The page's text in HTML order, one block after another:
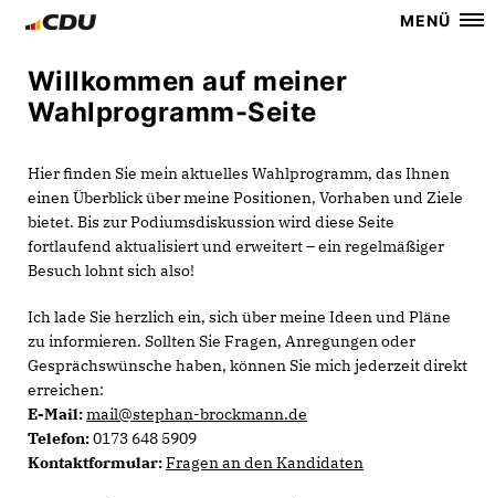
MENÜ
Willkommen auf meiner
Wahlprogramm-Seite
Hier finden Sie mein aktuelles Wahlprogramm, das Ihnen
einen Überblick über meine Positionen, Vorhaben und Ziele
bietet. Bis zur Podiumsdiskussion wird diese Seite
fortlaufend aktualisiert und erweitert – ein regelmäßiger
Besuch lohnt sich also!
Ich lade Sie herzlich ein, sich über meine Ideen und Pläne
zu informieren. Sollten Sie Fragen, Anregungen oder
Gesprächswünsche haben, können Sie mich jederzeit direkt
erreichen:
E-Mail:mail@stephan-brockmann.de
Telefon:0173 648 5909
Kontaktformular:Fragen an den Kandidaten